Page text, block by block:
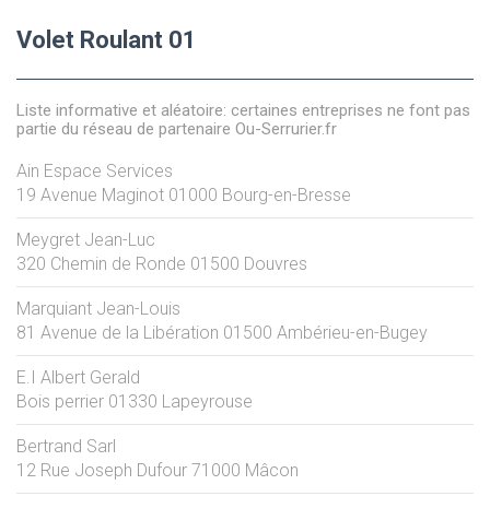
Volet Roulant 01
Liste informative et aléatoire: certaines entreprises ne font pas
partie du réseau de partenaire Ou-Serrurier.fr
Ain Espace Services
19 Avenue Maginot 01000 Bourg-en-Bresse
Meygret Jean-Luc
320 Chemin de Ronde 01500 Douvres
Marquiant Jean-Louis
81 Avenue de la Libération 01500 Ambérieu-en-Bugey
E.I Albert Gerald
Bois perrier 01330 Lapeyrouse
Bertrand Sarl
12 Rue Joseph Dufour 71000 Mâcon